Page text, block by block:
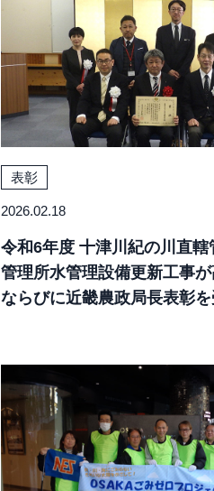
表彰
2026.02.18
令和6年度 十津川紀の川直轄
管理所水管理設備更新工事
ならびに近畿農政局長表彰